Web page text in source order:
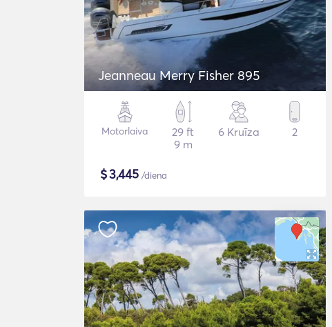
Jeanneau Merry Fisher 895
Motorlaiva
29 ft
9 m
6 Kruīza 2
$3,445 /diena